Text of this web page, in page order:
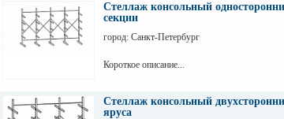
Стеллаж консольный
секции
город: Санкт-Петербург
Короткое описание...
Стеллаж консольный
яруса